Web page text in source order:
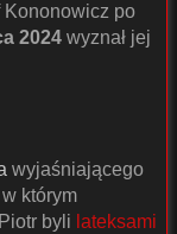
Kononowicz po
2024 wyznał jej
wyjaśniającego
w którym
byli lateksami